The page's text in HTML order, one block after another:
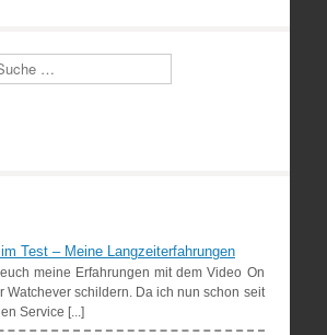
Test – Meine Langzeiterfahrungen
meine Erfahrungen mit dem Video On
Watchever schildern. Da ich nun schon seit
Service [...]